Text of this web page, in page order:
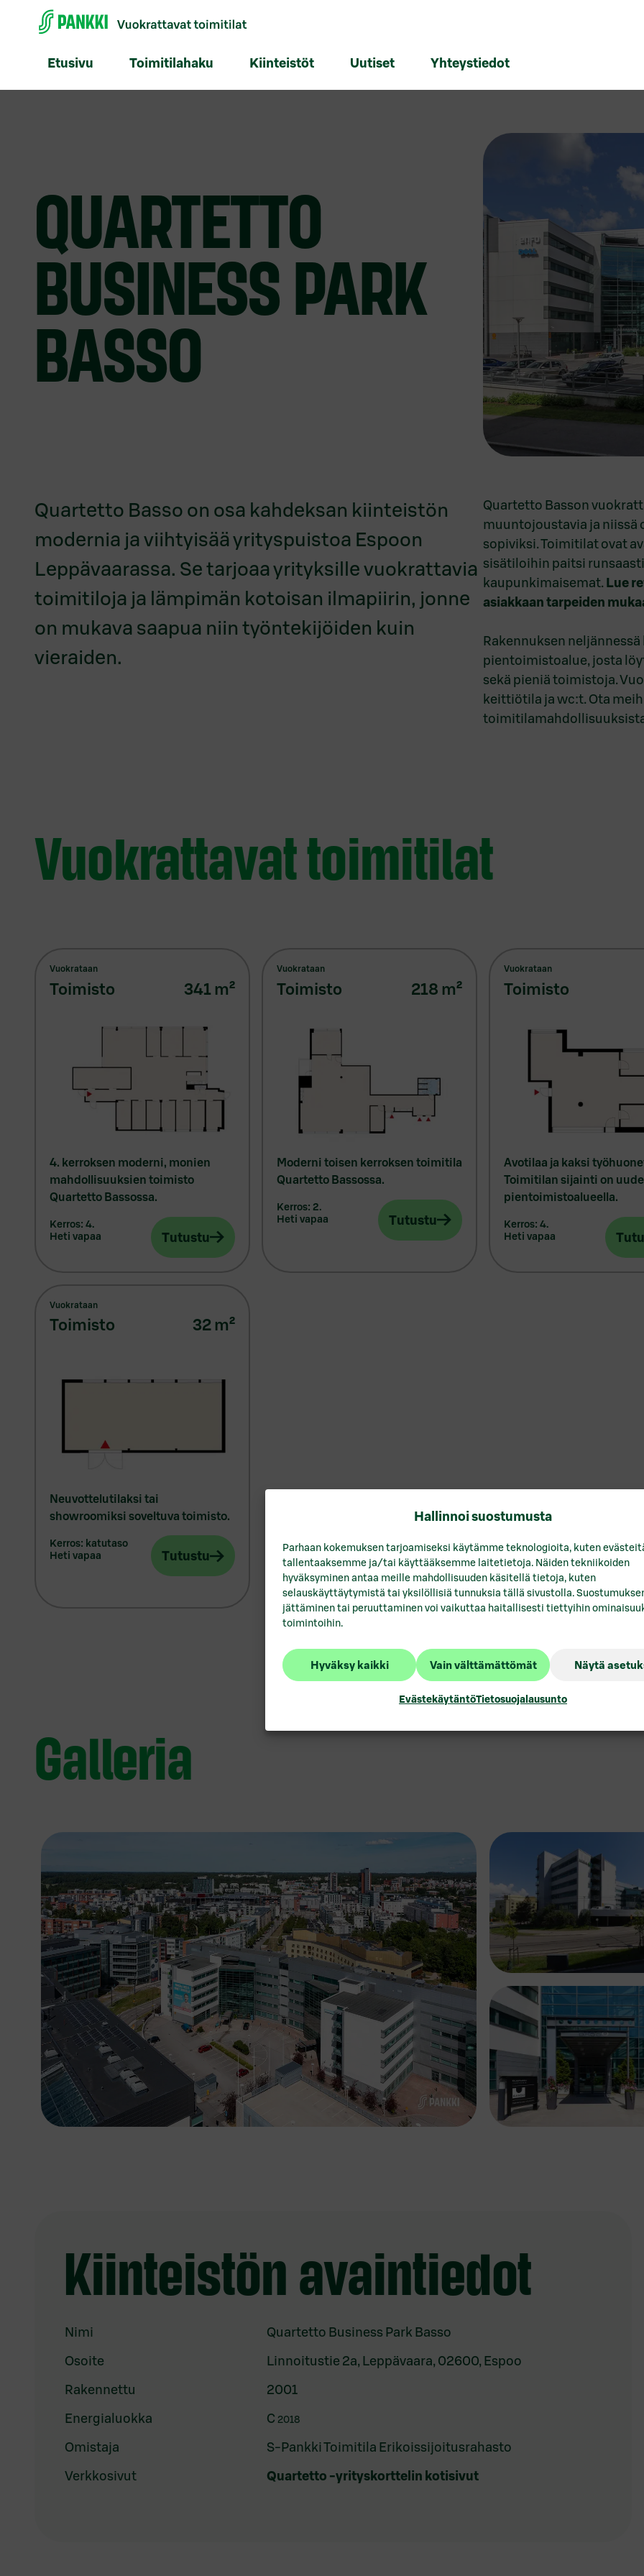
Hallinnoi suostumusta
Parhaan kokemuksen tarjoamiseksi käytämme teknologioita, kuten
tallentaaksemme ja/tai käyttääksemme laitetietoja. Näiden tekniikoiden
hyväksyminen antaa meille mahdollisuuden käsitellä tietoja, kuten
selauskäyttäytymistä tai yksilöllisiä tunnuksia tällä sivustolla.
jättäminen tai peruuttaminen voi vaikuttaa haitallisesti tiettyihin
toimintoihin.
Hyväksy kaikki Vain välttämättömät Näytä
EvästekäytäntöTietosuojalausunto
Etusivu Toimitilahaku Kiinteistöt Uutiset Yhteystiedot
QUARTETTO
BUSINESS PARK
BASSO
Quartetto Basso on osa kahdeksan kiinteistön
modernia ja viihtyisää yrityspuistoa Espoon
Leppävaarassa. Se tarjoaa yrityksille vuokrattavia
toimitiloja ja lämpimän kotoisan ilmapiirin, jonne
on mukava saapua niin työntekijöiden kuin
vieraiden.
Quartetto Basson
muuntojoustavia ja
sopiviksi. Toimitilat ovat
sisätiloihin paitsi
kaupunkimaisemat. Lue
asiakkaan tarpeiden
Rakennuksen
pientoimistoalue, josta
sekä pieniä toimistoja.
keittiötila ja wc:t. Ota
Vuokrattavat toimitilat
Vuokrataan
toimisto 341 m²
4. kerroksen moderni, monien
mahdollisuuksien toimisto
Quartetto Bassossa.
kerros: 4.
heti vapaa
Tutustu
Vuokrataan
toimisto 218 m²
Moderni toisen kerroksen toimitila
Quartetto Bassossa.
kerros: 2.
heti vapaa
Tutustu
Vuokrataan
toimisto
Avotilaa ja kaksi
Toimitilan sijainti on
pientoimistoalueella.
kerros: 4.
heti vapaa
Vuokrataan
toimisto 32 m²
Neuvottelutilaksi tai
showroomiksi soveltuva toimisto.
kerros: katutaso
heti vapaa
Tutustu
Galleria
Kiinteistön avaintiedot
Nimi
Quartetto Business Park Basso
Osoite
Linnoitustie 2a, Leppävaara, 02600, Espoo
Rakennettu
2001
Energialuokka
C 2018
Omistaja
S-Pankki Toimitila Erikoissijoitusrahasto
Verkkosivut
Quartetto -yrityskorttelin kotisivut